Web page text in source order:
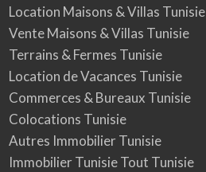
Location Maisons & Villas Tunisie
Vente Maisons & Villas Tunisie
Terrains & Fermes Tunisie
Location de Vacances Tunisie
Commerces & Bureaux Tunisie
Colocations Tunisie
Autres Immobilier Tunisie
Immobilier Tunisie Tout Tunisie